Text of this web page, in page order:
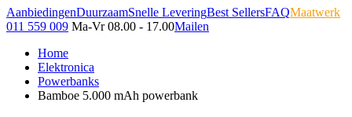
AanbiedingenDuurzaamSnelle LeveringBest SellersFAQMaatwerk
011 559 009 Ma-Vr 08.00 - 17.00Mailen
Home
Elektronica
Powerbanks
Bamboe 5.000 mAh powerbank